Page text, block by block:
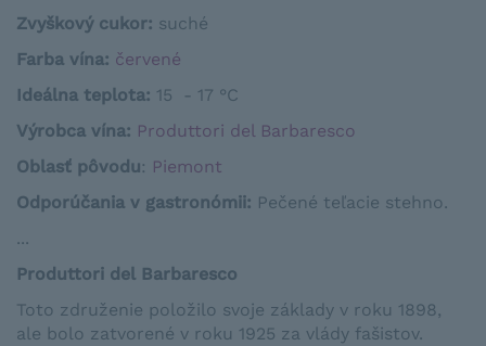
Zvyškový cukor: suché
Farba vína: červené
Ideálna teplota: 15 - 17 °C
Výrobca vína: Produttori del Barbaresco
Oblasť pôvodu: Piemont
Odporúčania v gastronómii: Pečené teľacie stehno.
...
Produttori del Barbaresco
Toto združenie položilo svoje základy v roku 1898,
ale bolo zatvorené v roku 1925 za vlády fašistov.